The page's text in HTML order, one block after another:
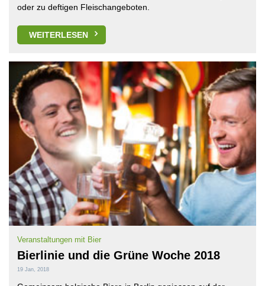
oder zu deftigen Fleischangeboten.
WEITERLESEN
Veranstaltungen mit Bier
Bierlinie und die Grüne Woche 2018
19 Jan, 2018